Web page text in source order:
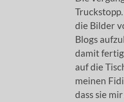
die Bilder
Blogs
damit
auf die
meinen
dass sie